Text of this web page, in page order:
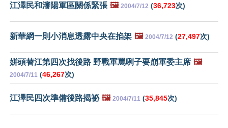
江澤民和瀋陽軍區關係緊張 🖼️ 2004/7/12 (36,723次)
新華網一則小消息透露中央在掐架 🖼️ 2004/7/12 (27,497次)
姘頭替江第四次找後路 野戰軍罵咧子要崩軍委主席 🖼️
2004/7/11 (46,267次)
江澤民四次準備後路揭祕 🖼️ 2004/7/11 (35,845次)